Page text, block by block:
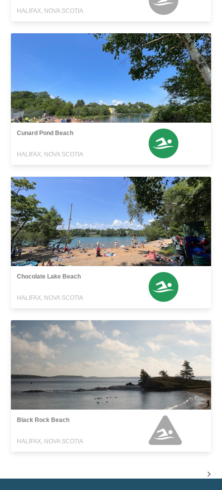
HALIFAX, NOVA SCOTIA
Cunard Pond Beach
HALIFAX, NOVA SCOTIA
Chocolate Lake Beach
HALIFAX, NOVA SCOTIA
Black Rock Beach
HALIFAX, NOVA SCOTIA